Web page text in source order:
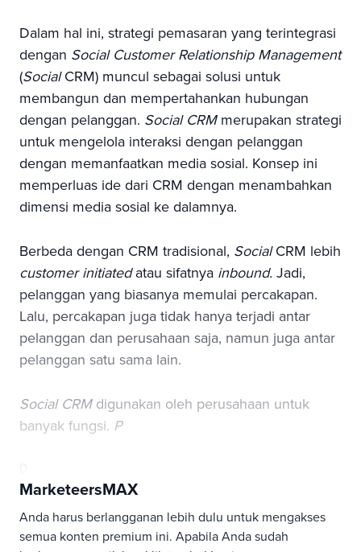
Dalam hal ini, strategi pemasaran yang terintegrasi
dengan Social Customer Relationship Management
(SocialCRM) muncul sebagai solusi untuk
membangun dan mempertahankan hubungan
dengan pelanggan. Social CRMmerupakan strategi
untuk mengelola interaksi dengan pelanggan
dengan memanfaatkan media sosial. Konsep ini
memperluas ide dari CRM dengan menambahkan
dimensi media sosial ke dalamnya.
Berbeda dengan CRM tradisional, SocialCRM lebih
customer initiatedatau sifatnya inbound. Jadi,
pelanggan yang biasanya memulai percakapan.
Lalu, percakapan juga tidak hanya terjadi antar
pelanggan dan perusahaan saja, namun juga antar
pelanggan satu sama lain.
Social CRMdigunakan oleh perusahaan untuk
banyak fungsi. P
MarketeersMAX
Anda harus berlangganan lebih dulu untuk mengakses
semua konten premium ini. Apabila Anda sudah